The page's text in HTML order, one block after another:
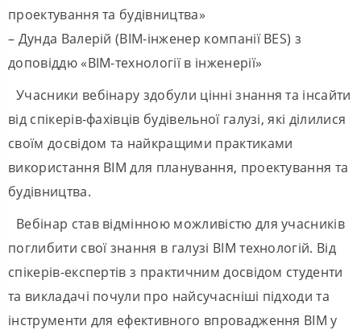
проектування та будівництва»
– Дунда Валерій (BIM-інженер компанії BES) з
доповіддю «BIM-технології в інженерії»
Учасники вебінару здобули цінні знання та інсайти
від спікерів-фахівців будівельної галузі, які ділилися
своїм досвідом та найкращими практиками
використання BIM для планування, проектування та
будівництва.
Вебінар став відмінною можливістю для учасників
поглибити свої знання в галузі BIM технологій. Від
спікерів-експертів з практичним досвідом студенти
та викладачі почули про найсучасніші підходи та
інструменти для ефективного впровадження BIM у